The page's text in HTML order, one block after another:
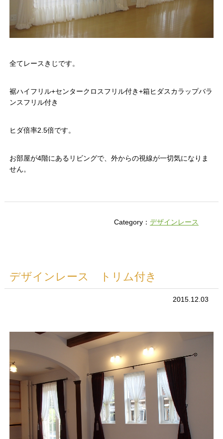
全てレースきじです。
裾ハイフリル+センタークロスフリル付き+箱ヒダスカラップバラ
ンスフリル付き
ヒダ倍率2.5倍です。
お部屋が4階にあるリビングで、外からの視線が一切気になりま
せん。
Category：デザインレース
デザインレース トリム付き
2015.12.03